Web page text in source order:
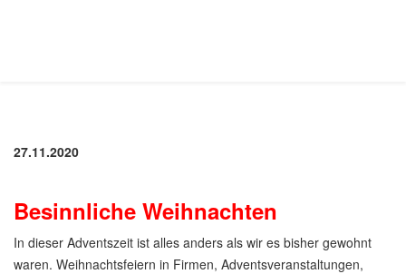
27.11.2020
Besinnliche Weihnachten
In dieser Adventszeit ist alles anders als wir es bisher gewohnt
waren. Weihnachtsfeiern in Firmen, Adventsveranstaltungen,